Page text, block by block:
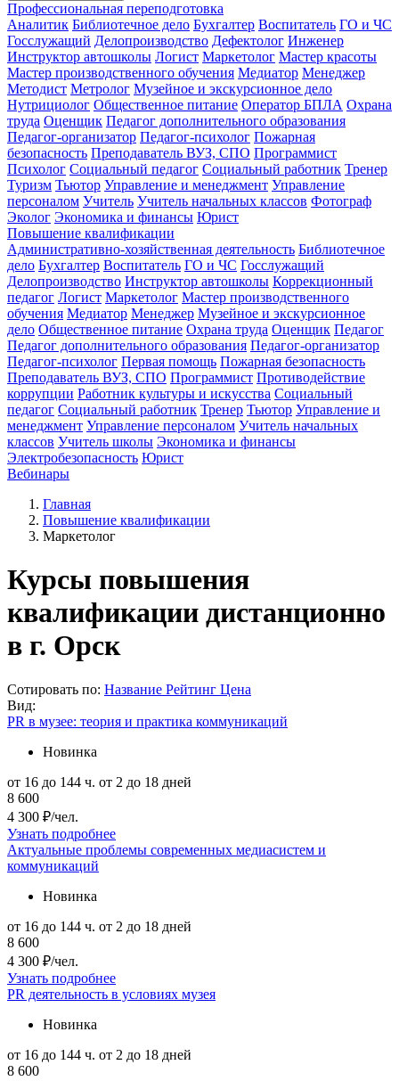
Профессиональная переподготовка
Аналитик Библиотечное дело Бухгалтер Воспитатель ГО и ЧС
Госслужащий Делопроизводство Дефектолог Инженер
Инструктор автошколы Логист Маркетолог Мастер красоты
Мастер производственного обучения Медиатор Менеджер
Методист Метролог Музейное и экскурсионное дело
Нутрициолог Общественное питание Оператор БПЛА Охрана
труда Оценщик Педагог дополнительного образования
Педагог-организатор Педагог-психолог Пожарная
безопасность Преподаватель ВУЗ, СПО Программист
Психолог Социальный педагог Социальный работник Тренер
Туризм Тьютор Управление и менеджмент Управление
персоналом Учитель Учитель начальных классов Фотограф
Эколог Экономика и финансы Юрист
Повышение квалификации
Административно-хозяйственная деятельность Библиотечное
дело Бухгалтер Воспитатель ГО и ЧС Госслужащий
Делопроизводство Инструктор автошколы Коррекционный
педагог Логист Маркетолог Мастер производственного
обучения Медиатор Менеджер Музейное и экскурсионное
дело Общественное питание Охрана труда Оценщик Педагог
Педагог дополнительного образования Педагог-организатор
Педагог-психолог Первая помощь Пожарная безопасность
Преподаватель ВУЗ, СПО Программист Противодействие
коррупции Работник культуры и искусства Социальный
педагог Социальный работник Тренер Тьютор Управление и
менеджмент Управление персоналом Учитель начальных
классов Учитель школы Экономика и финансы
Электробезопасность Юрист
Вебинары
Главная
Повышение квалификации
Маркетолог
Курсы повышения
квалификации дистанционно
в г. Орск
Сотировать по: Название Рейтинг Цена
Вид:
PR в музее: теория и практика коммуникаций
Новинка
от 16 до 144 ч. от 2 до 18 дней
8 600
4 300 ₽/чел.
Узнать подробнее
Актуальные проблемы современных медиасистем и
коммуникаций
Новинка
от 16 до 144 ч. от 2 до 18 дней
8 600
4 300 ₽/чел.
Узнать подробнее
PR деятельность в условиях музея
Новинка
от 16 до 144 ч. от 2 до 18 дней
8 600